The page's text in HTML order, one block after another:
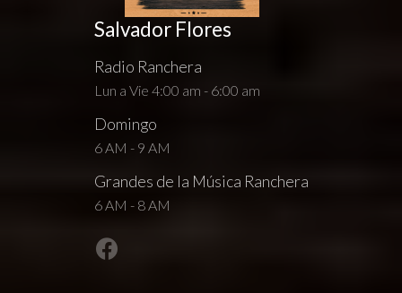
Salvador Flores
Radio Ranchera
Lun a Vie 4:00 am - 6:00 am
Domingo
6 AM - 9 AM
Grandes de la Música Ranchera
6 AM - 8 AM